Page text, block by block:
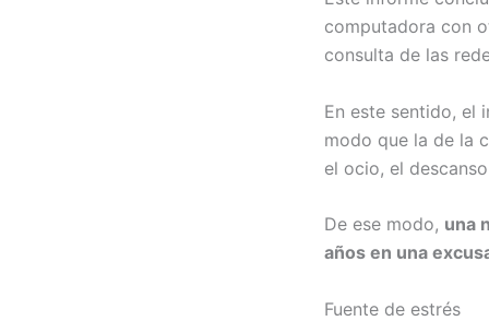
computadora con
consulta de las
En este sentido, el
modo que la de la
el ocio, el
De ese modo, una
años en una
Fuente de estrés